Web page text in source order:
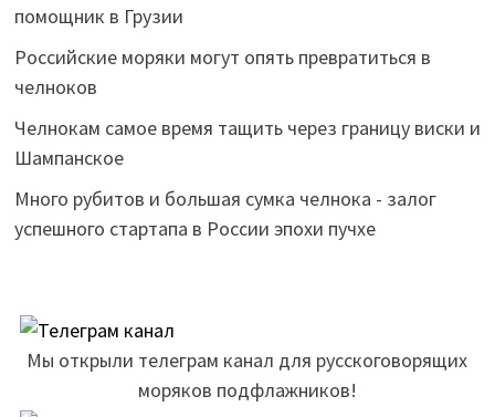
помощник в Грузии
Российские моряки могут опять превратиться в
челноков
Челнокам самое время тащить через границу виски и
Шампанское
Много рубитов и большая сумка челнока - залог
успешного стартапа в России эпохи пучхе
Мы открыли телеграм канал для русскоговорящих
моряков подфлажников!